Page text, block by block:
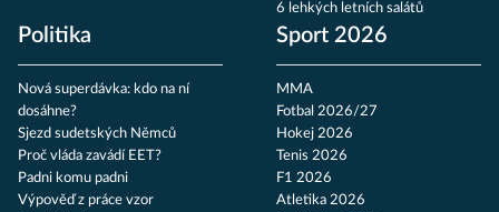
6 lehkých letních salátů
Politika
Nová superdávka: kdo na ní
dosáhne?
Sjezd sudetských Němců
Proč vláda zavádí EET?
Padni komu padni
Výpověď z práce vzor
Sport 2026
MMA
Fotbal 2026/27
Hokej 2026
Tenis 2026
F1 2026
Atletika 2026